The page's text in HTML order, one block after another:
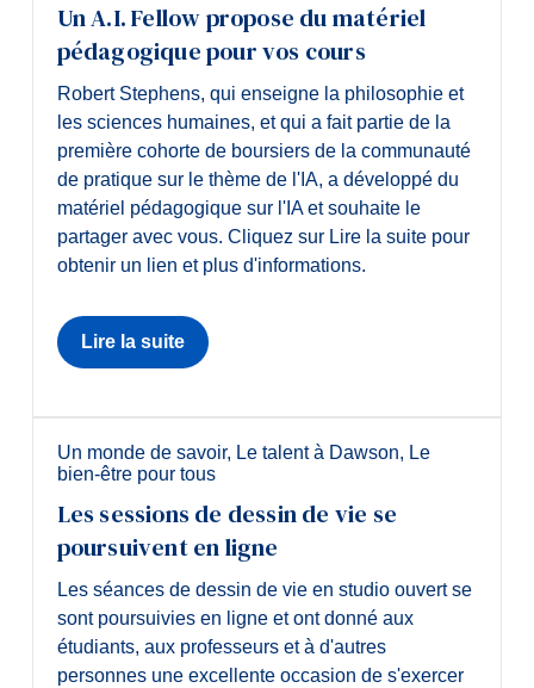
Un A.I. Fellow propose du matériel
pédagogique pour vos cours
Robert Stephens, qui enseigne la philosophie et
les sciences humaines, et qui a fait partie de la
première cohorte de boursiers de la communauté
de pratique sur le thème de l'IA, a développé du
matériel pédagogique sur l'IA et souhaite le
partager avec vous. Cliquez sur Lire la suite pour
obtenir un lien et plus d'informations.
Lire la suite
Un monde de savoir, Le talent à Dawson, Le
bien-être pour tous
Les sessions de dessin de vie se
poursuivent en ligne
Les séances de dessin de vie en studio ouvert se
sont poursuivies en ligne et ont donné aux
étudiants, aux professeurs et à d'autres
personnes une excellente occasion de s'exercer